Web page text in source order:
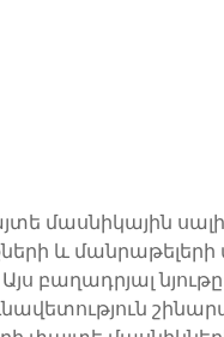
մասնիկային
և մանրաթելերի
Այս բաղադրյալ